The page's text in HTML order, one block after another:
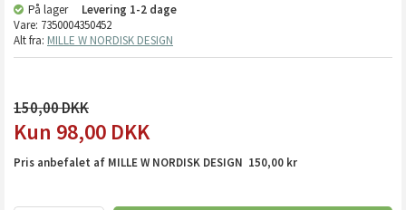
På lager Levering 1-2 dage
Vare: 7350004350452
Alt fra: MILLE W NORDISK DESIGN
150,00
98,00 DKK
Pris anbefalet af MILLE W NORDISK DESIGN 150,00 kr